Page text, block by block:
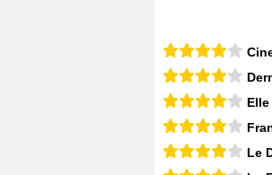
Elle
Le